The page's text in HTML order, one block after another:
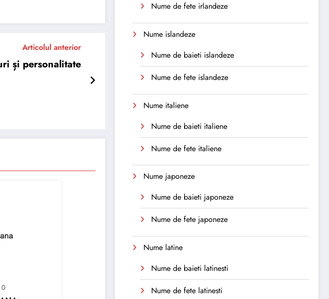
Articolul anterior
și personalitate
0
Nume de fete irlandeze
Nume islandeze
Nume de baieti islandeze
Nume de fete islandeze
Nume italiene
Nume de baieti italiene
Nume de fete italiene
Nume japoneze
Nume de baieti japoneze
Nume de fete japoneze
Nume latine
Nume de baieti latinesti
Nume de fete latinesti